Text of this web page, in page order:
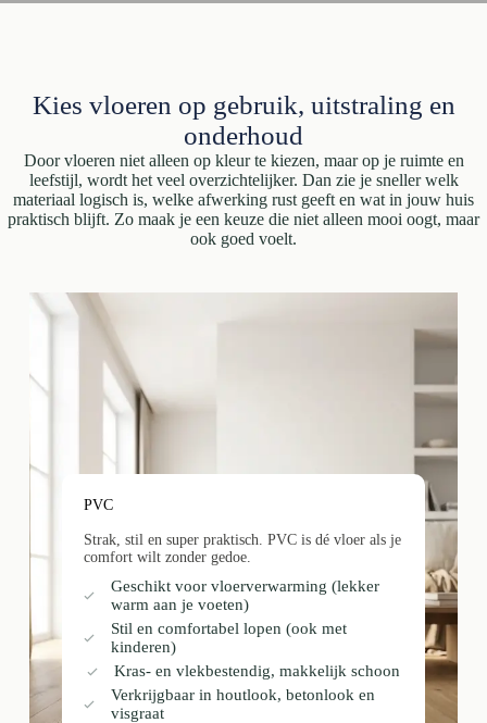
Kies vloeren op gebruik, uitstraling en
onderhoud
Door vloeren niet alleen op kleur te kiezen, maar op je ruimte en
leefstijl, wordt het veel overzichtelijker. Dan zie je sneller welk
materiaal logisch is, welke afwerking rust geeft en wat in jouw huis
praktisch blijft. Zo maak je een keuze die niet alleen mooi oogt, maar
ook goed voelt.
PVC
Strak, stil en super praktisch. PVC is dé vloer als je
comfort wilt zonder gedoe.
Geschikt voor vloerverwarming (lekker
warm aan je voeten)
Stil en comfortabel lopen (ook met
kinderen)
Kras- en vlekbestendig, makkelijk schoon
Verkrijgbaar in houtlook, betonlook en
visgraat